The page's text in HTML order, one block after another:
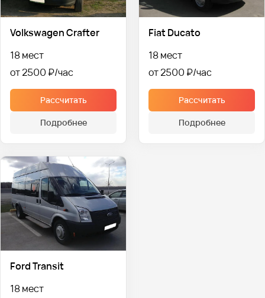
Volkswagen Crafter
18 мест
от 2500 ₽
Рассчитать
Подробнее
Fiat Ducato
18 мест
от 2500 ₽
Рассчитать
Подробнее
Ford Transit
18 мест